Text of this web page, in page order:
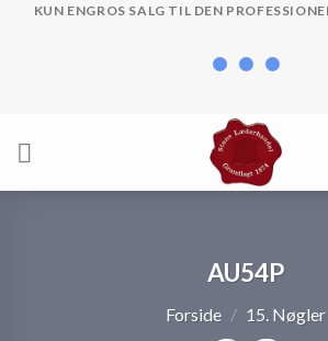
KUN ENGROS SALG TIL DEN
AU54P
Forside / 15. Nøgler